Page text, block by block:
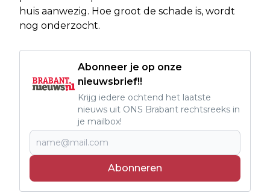
huis aanwezig. Hoe groot de schade is, wordt
nog onderzocht.
Abonneer je op onze
nieuwsbrief!!
Krijg iedere ochtend het laatste
nieuws uit ONS Brabant rechtsreeks in
je mailbox!
Abonneren